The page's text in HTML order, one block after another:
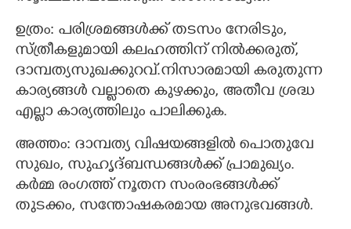
ഉത്രം: പരിശ്രമങ്ങള്‍ക്ക് തടസം നേരിടും,
സ്ത്രീകളുമായി കലഹത്തിന് നില്‍ക്കരുത്,
ദാമ്പത്യസുഖക്കുറവ്.നിസാരമായി കരുതുന്ന
കാര്യങ്ങള്‍ വല്ലാതെ കുഴക്കും, അതീവ ശ്രദ്ധ
എല്ലാ കാര്യത്തിലും പാലിക്കുക.
അത്തം: ദാമ്പത്യ വിഷയങ്ങളില്‍ പൊതുവേ
സുഖം, സുഹൃദ്ബന്ധങ്ങള്‍ക്ക് പ്രാമുഖ്യം.
കര്‍മ്മ രംഗത്ത്‌ നൂതന സംരംഭങ്ങള്‍ക്ക്‌
തുടക്കം, സന്തോഷകരമായ അനുഭവങ്ങള്‍.